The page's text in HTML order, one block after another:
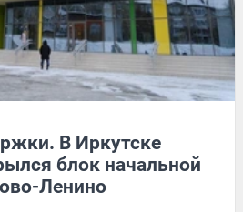
В Иркутске
блок начальной
Ленино